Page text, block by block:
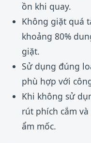
ồn khi quay.
Không giặt quá
khoảng 80%
giặt.
Sử dụng đúng
phù hợp với
Khi không sử
rút phích cắm
ẩm mốc.